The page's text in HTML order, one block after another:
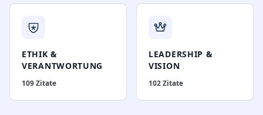
ETHIK &
VERANTWORTUNG
109Zitate
LEADERSHIP &
VISION
102Zitate